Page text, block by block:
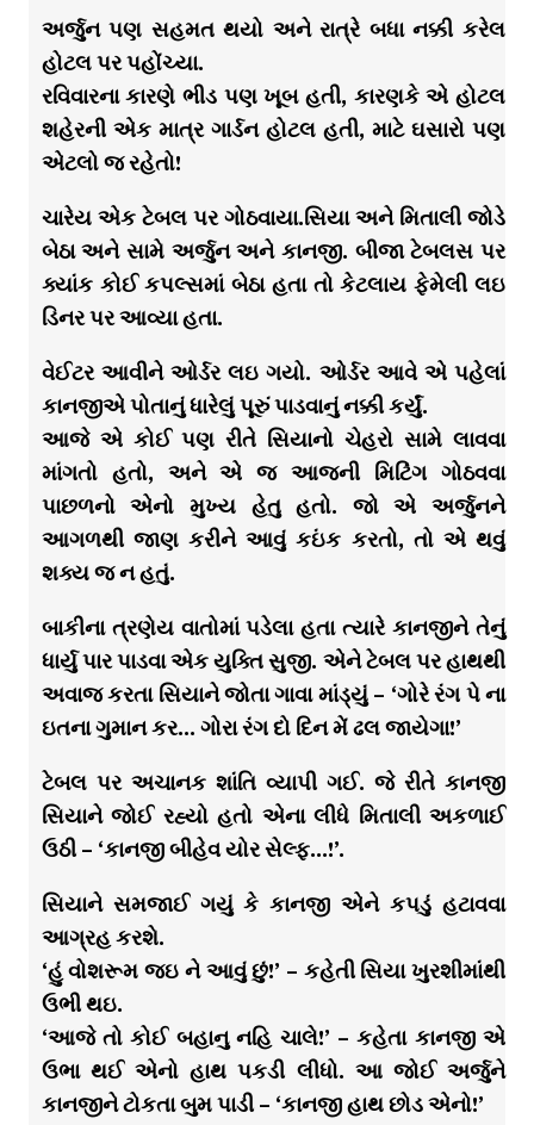
અર્જુન પણ સહમત થયો અને રાત્રે બધા નક્કી કરેલ
હોટલ પર પહોંચ્યા.
રવિવારના કારણે ભીડ પણ ખૂબ હતી, કારણકે એ હોટલ
શહેરની એક માત્ર ગાર્ડન હોટલ હતી, માટે ઘસારો પણ
એટલો જ રહેતો!
ચારેય એક ટેબલ પર ગોઠવાયા.સિયા અને મિતાલી જોડે
બેઠા અને સામે અર્જુન અને કાનજી. બીજા ટેબલસ પર
ક્યાંક કોઈ કપલ્સમાં બેઠા હતા તો કેટલાય ફેમેલી લઇ
ડિનર પર આવ્યા હતા.
વેઈટર આવીને ઓર્ડર લઇ ગયો. ઓર્ડર આવે એ પહેલાં
કાનજીએ પોતાનું ધારેલું પૂરું પાડવાનું નક્કી કર્યું.
આજે એ કોઈ પણ રીતે સિયાનો ચેહરો સામે લાવવા
માંગતો હતો, અને એ જ આજની મિટિંગ ગોઠવવા
પાછળનો એનો મુખ્ય હેતુ હતો. જો એ અર્જુનને
આગળથી જાણ કરીને આવું કઇંક કરતો, તો એ થવું
શક્ય જ ન હતું.
બાકીના ત્રણેય વાતોમાં પડેલા હતા ત્યારે કાનજીને તેનું
ધાર્યુ પાર પાડવા એક યુક્તિ સુજી. એને ટેબલ પર હાથથી
અવાજ કરતા સિયાને જોતા ગાવા માંડ્યું – ‘ગોરે રંગ પે ના
ઇતના ગુમાન કર… ગોરા રંગ દો દિન મેં ઢલ જાયેગા!’
ટેબલ પર અચાનક શાંતિ વ્યાપી ગઈ. જે રીતે કાનજી
સિયાને જોઈ રહ્યો હતો એના લીધે મિતાલી અકળાઈ
ઉઠી – ‘કાનજી બીહેવ યોર સેલ્ફ…!’.
સિયાને સમજાઈ ગયું કે કાનજી એને કપડું હટાવવા
આગ્રહ કરશે.
‘હું વોશરૂમ જઇ ને આવું છું!’ – કહેતી સિયા ખુરશીમાંથી
ઉભી થઇ.
‘આજે તો કોઈ બહાનુ નહિ ચાલે!’ – કહેતા કાનજી એ
ઉભા થઈ એનો હાથ પકડી લીધો. આ જોઈ અર્જુને
કાનજીને ટોકતા બુમ પાડી – ‘કાનજી હાથ છોડ એનો!’